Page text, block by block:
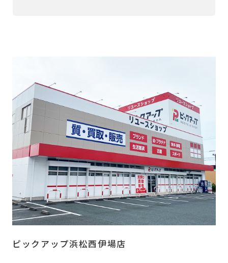
ピックアップ浜松西伊場店